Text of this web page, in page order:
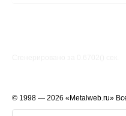
© 1998 — 2026 «Metalweb.ru»